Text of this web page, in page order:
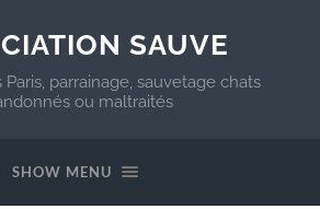
SAUVE
parrainage, sauvetage chats
ou maltraités
SHOW MENU